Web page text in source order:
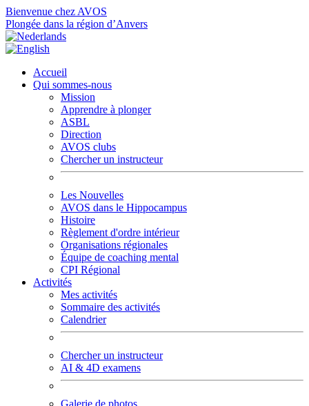
Bienvenue chez AVOS
Plongée dans la région d’Anvers
Accueil
Qui sommes-nous
Mission
Apprendre à plonger
ASBL
Direction
AVOS clubs
Chercher un instructeur
Les Nouvelles
AVOS dans le Hippocampus
Histoire
Règlement d'ordre intérieur
Organisations régionales
Équipe de coaching mental
CPI Régional
Activités
Mes activités
Sommaire des activités
Calendrier
Chercher un instructeur
AI & 4D examens
Galerie de photos